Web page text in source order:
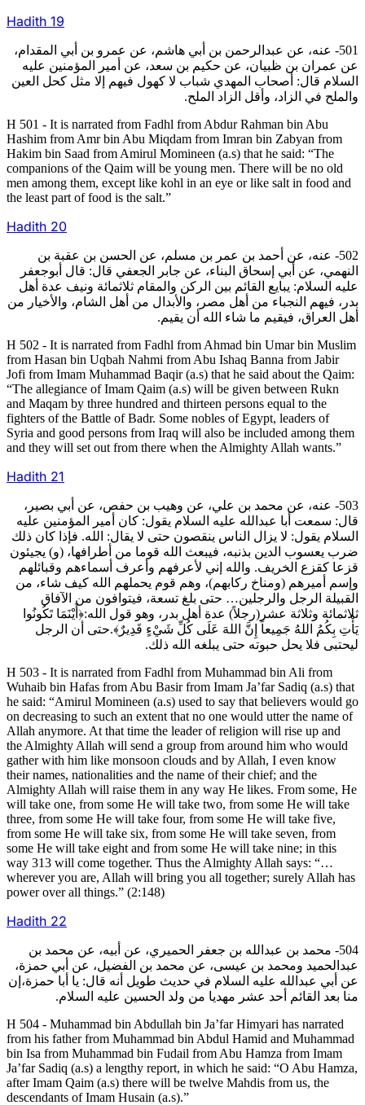
Hadith 19
501- عنه، عن عبدالرحمن بن أبي هاشم، عن عمرو بن أبي المقدام،
عن عمران بن ظبيان، عن حكيم بن سعد، عن أمير المؤمنين عليه
السلام قال: أصحاب المهدي شباب لا كهول فيهم إلا مثل كحل العين
والملح في الزاد، وأقل الزاد الملح.
H 501 - It is narrated from Fadhl from Abdur Rahman bin Abu
Hashim from Amr bin Abu Miqdam from Imran bin Zabyan from
Hakim bin Saad from Amirul Momineen (a.s) that he said: “The
companions of the Qaim will be young men. There will be no old
men among them, except like kohl in an eye or like salt in food and
the least part of food is the salt.”
Hadith 20
502- عنه، عن أحمد بن عمر بن مسلم، عن الحسن بن عقبة بن
النهمي، عن أبي إسحاق البناء، عن جابر الجعفي قال: قال أبوجعفر
عليه السلام: يبايع القائم بين الركن والمقام ثلاثمائة ونيف عدة أهل
بدر، فيهم النجباء من أهل مصر، والأبدال من أهل الشام، والأخيار من
أهل العراق، فيقيم ما شاء الله أن يقيم.
H 502 - It is narrated from Fadhl from Ahmad bin Umar bin Muslim
from Hasan bin Uqbah Nahmi from Abu Ishaq Banna from Jabir
Jofi from Imam Muhammad Baqir (a.s) that he said about the Qaim:
“The allegiance of Imam Qaim (a.s) will be given between Rukn
and Maqam by three hundred and thirteen persons equal to the
fighters of the Battle of Badr. Some nobles of Egypt, leaders of
Syria and good persons from Iraq will also be included among them
and they will set out from there when the Almighty Allah wants.”
Hadith 21
503- عنه، عن محمد بن علي، عن وهيب بن حفص، عن أبي بصير،
قال: سمعت أبا عبدالله عليه السلام يقول: كان أمير المؤمنين عليه
السلام يقول: لا يزال الناس ينقصون حتى لا يقال: الله. فإذا كان ذلك
ضرب يعسوب الدين بذنبه، فيبعث الله قوما من أطرافها، (و) يجيئون
قزعا كقزع الخريف. والله إني لأعرفهم وأعرف أسماء‌هم وقبائلهم
وإسم أميرهم (ومناخ ركابهم)، وهم قوم يحملهم الله كيف شاء، من
القبيلة الرجل والرجلين… حتى بلغ تسعة، فيتوافون من الآفاق
ثلاثمائة وثلاثة عشر(رجلاً) عدة أهل بدر، وهو قول الله:﴿أَيْنَمَا تَكُونُوا
يَأْتِ بِكُمُ اللهُ جَمِيعاً إِنَّ اللهَ عَلَى كُلِّ شَيْءٍ قَدِيرٌ﴾.حتى أن الرجل
ليحتبى فلا يحل حبوته حتى يبلغه الله ذلك.
H 503 - It is narrated from Fadhl from Muhammad bin Ali from
Wuhaib bin Hafas from Abu Basir from Imam Ja’far Sadiq (a.s) that
he said: “Amirul Momineen (a.s) used to say that believers would go
on decreasing to such an extent that no one would utter the name of
Allah anymore. At that time the leader of religion will rise up and
the Almighty Allah will send a group from around him who would
gather with him like monsoon clouds and by Allah, I even know
their names, nationalities and the name of their chief; and the
Almighty Allah will raise them in any way He likes. From some, He
will take one, from some He will take two, from some He will take
three, from some He will take four, from some He will take five,
from some He will take six, from some He will take seven, from
some He will take eight and from some He will take nine; in this
way 313 will come together. Thus the Almighty Allah says: “…
wherever you are, Allah will bring you all together; surely Allah has
power over all things.” (2:148)
Hadith 22
504- محمد بن عبدالله بن جعفر الحميري، عن أبيه، عن محمد بن
عبدالحميد ومحمد بن عيسى، عن محمد بن الفضيل، عن أبي حمزة،
عن أبي عبدالله عليه السلام في حديث طويل أنه قال: يا أبا حمزة،إن
منا بعد القائم أحد عشر مهديا من ولد الحسين عليه السلام.
H 504 - Muhammad bin Abdullah bin Ja’far Himyari has narrated
from his father from Muhammad bin Abdul Hamid and Muhammad
bin Isa from Muhammad bin Fudail from Abu Hamza from Imam
Ja’far Sadiq (a.s) a lengthy report, in which he said: “O Abu Hamza,
after Imam Qaim (a.s) there will be twelve Mahdis from us, the
descendants of Imam Husain (a.s).”